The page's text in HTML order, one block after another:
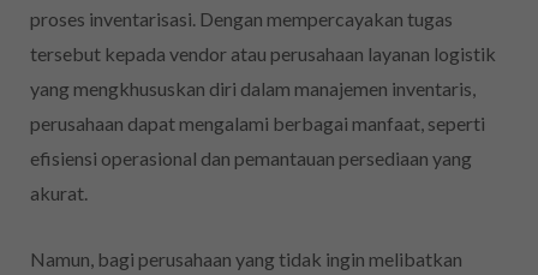
proses inventarisasi. Dengan mempercayakan tugas
tersebut kepada vendor atau perusahaan layanan logistik
yang mengkhususkan diri dalam manajemen inventaris,
perusahaan dapat mengalami berbagai manfaat, seperti
efisiensi operasional dan pemantauan persediaan yang
akurat.
Namun, bagi perusahaan yang tidak ingin melibatkan